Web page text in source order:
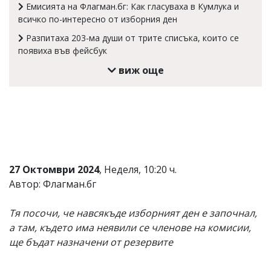
статиите
читателите
за
вас
сигнализирайте
ни!
Емисията на Флагман.бг: Как гласуваха в Кумлука и
всичко по-интересно от изборния ден
Разпитаха 203-ма души от трите списъка, които се
появиха във фейсбук
виж още
27 Октомври 2024, Неделя, 10:20 ч.
Автор: Флагман.бг
Тя посочи, че навсякъде изборният ден е започнал,
а там, където има неявили се членове на комисии,
ще бъдат назначени от резервите